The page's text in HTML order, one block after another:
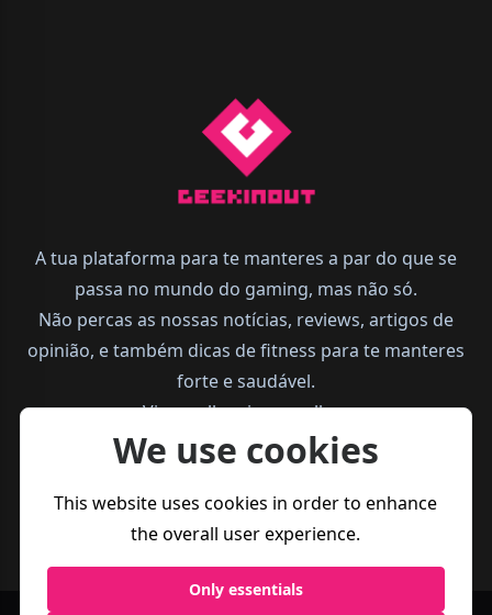
A tua plataforma para te manteres a par do que se
passa no mundo do gaming, mas não só.
Não percas as nossas notícias, reviews, artigos de
opinião, e também dicas de fitness para te manteres
forte e saudável.
Vive melhor, joga melhor.
We use cookies
This website uses cookies in order to enhance
the overall user experience.
Only essentials